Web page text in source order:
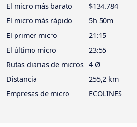
El micro más barato
$134.784
El micro más rápido
5h 50m
El primer micro
21:15
El último micro
23:55
Rutas diarias de micros 4 Ø
Distancia
255,2 km
Empresas de micro
ECOLINES